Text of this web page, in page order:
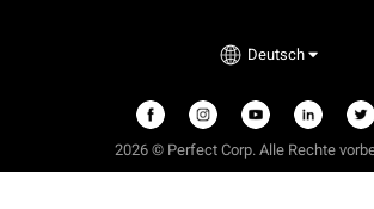
Deutsch
2026 © Perfect Corp. Alle Rechte